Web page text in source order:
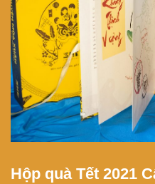
Hộp quà Tết 2021